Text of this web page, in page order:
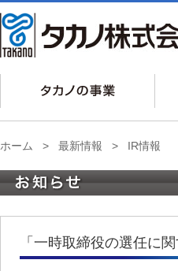
ホーム > 最新情報 > IR情報
「一時取締役の選任に